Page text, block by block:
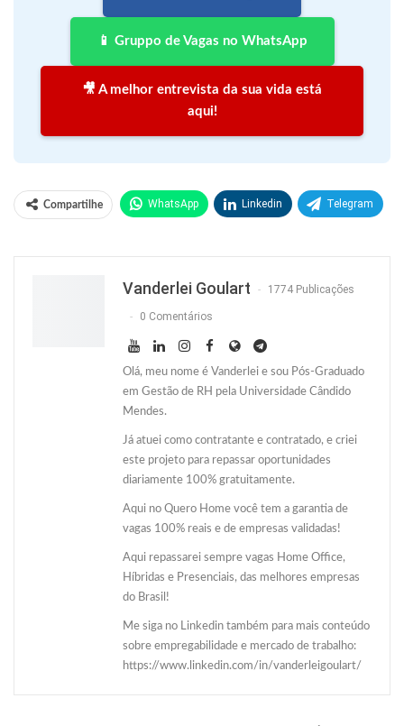
📱 Gruppo de Vagas no WhatsApp
🎥 A melhor entrevista da sua vida está
aqui!
Compartilhe WhatsApp Linkedin Telegram
Vanderlei Goulart 1774 Publicações
0 Comentários
Olá, meu nome é Vanderlei e sou Pós-Graduado
em Gestão de RH pela Universidade Cândido
Mendes.
Já atuei como contratante e contratado, e criei
este projeto para repassar oportunidades
diariamente 100% gratuitamente.
Aqui no Quero Home você tem a garantia de
vagas 100% reais e de empresas validadas!
Aqui repassarei sempre vagas Home Office,
Híbridas e Presenciais, das melhores empresas
do Brasil!
Me siga no Linkedin também para mais conteúdo
sobre empregabilidade e mercado de trabalho:
https://www.linkedin.com/in/vanderleigoulart/